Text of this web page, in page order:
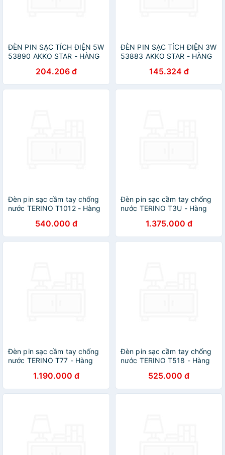
ĐÈN PIN SẠC TÍCH ĐIỆN 5W
53890 AKKO STAR - HÀNG
204.206 đ
ĐÈN PIN SẠC TÍCH ĐIỆN 3W
53883 AKKO STAR - HÀNG
145.324 đ
Đèn pin sạc cầm tay chống
nước TERINO T1012 - Hàng
540.000 đ
Đèn pin sạc cầm tay chống
nước TERINO T3U - Hàng
1.375.000 đ
Đèn pin sạc cầm tay chống
nước TERINO T77 - Hàng
1.190.000 đ
Đèn pin sạc cầm tay chống
nước TERINO T518 - Hàng
525.000 đ